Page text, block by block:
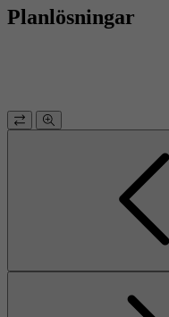
Planlösningar